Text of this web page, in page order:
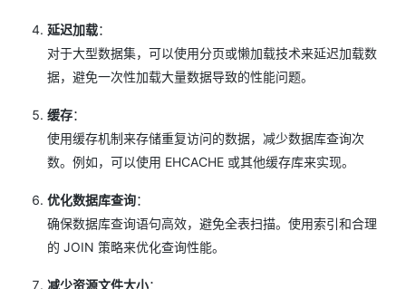
延迟加载：
对于大型数据集，可以使用分页或懒加载技术来延迟加载数
据，避免一次性加载大量数据导致的性能问题。
缓存：
使用缓存机制来存储重复访问的数据，减少数据库查询次
数。例如，可以使用 EHCACHE 或其他缓存库来实现。
优化数据库查询：
确保数据库查询语句高效，避免全表扫描。使用索引和合理
的 JOIN 策略来优化查询性能。
减少资源文件大小：